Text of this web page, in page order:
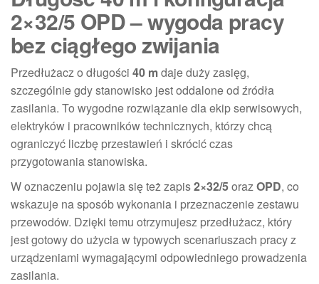
2×32/5 OPD – wygoda pracy
bez ciągłego zwijania
Przedłużacz o długości 40 mdaje duży zasięg,
szczególnie gdy stanowisko jest oddalone od źródła
zasilania. To wygodne rozwiązanie dla ekip serwisowych,
elektryków i pracowników technicznych, którzy chcą
ograniczyć liczbę przestawień i skrócić czas
przygotowania stanowiska.
W oznaczeniu pojawia się też zapis2×32/5orazOPD, co
wskazuje na sposób wykonania i przeznaczenie zestawu
przewodów. Dzięki temu otrzymujesz przedłużacz, który
jest gotowy do użycia w typowych scenariuszach pracy z
urządzeniami wymagającymi odpowiedniego prowadzenia
zasilania.